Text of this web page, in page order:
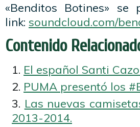
«Benditos Botines» se
link: soundcloud.com/
Contenido
El español Santi
PUMA presentó los
Las nuevas
2013-2014.